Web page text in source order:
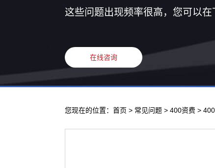
这些问题出现频率很高，您可以
在线咨询
您现在的位置： 首页 > 常见问题 > 400资费 >